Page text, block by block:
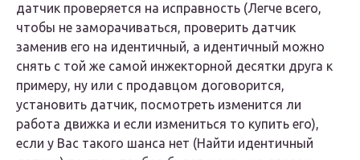
датчик проверяется на исправность (Легче всего,
чтобы не заморачиваться, проверить датчик
заменив его на идентичный, а идентичный можно
снять с той же самой инжекторной десятки друга к
примеру, ну или с продавцом договорится,
установить датчик, посмотреть изменится ли
работа движка и если измениться то купить его),
если у Вас такого шанса нет (Найти идентичный